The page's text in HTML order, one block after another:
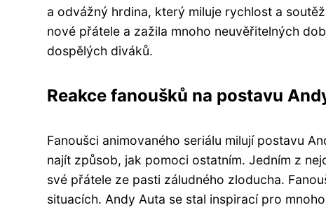
a odvážný hrdina, který miluje rychlost a
nové přátele a zažila mnoho neuvěřitelných
dospělých diváků.
Reakce fanoušků na postavu
Fanoušci animovaného seriálu milují postavu
najít způsob, jak pomoci ostatním. Jedním z
své přátele ze pasti záludného zloducha.
situacích. Andy Auta se stal inspirací pro